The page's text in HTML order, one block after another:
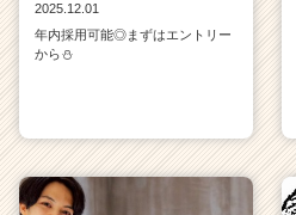
2025.12.01
年内採用可能◎まずはエントリー
から⛄